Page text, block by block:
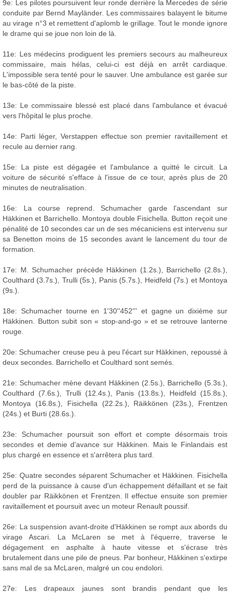
9e: Les pilotes poursuivent leur ronde derrière la Mercedes de série
conduite par Bernd Mayländer. Les commissaires balayent le bitume
au virage n°3 et remettent d'aplomb le grillage. Tout le monde ignore
le drame qui se joue non loin de là.
11e: Les médecins prodiguent les premiers secours au malheureux
commissaire, mais hélas, celui-ci est déjà en arrêt cardiaque.
L'impossible sera tenté pour le sauver. Une ambulance est garée sur
le bas-côté de la piste.
13e: Le commissaire blessé est placé dans l'ambulance et évacué
vers l'hôpital le plus proche.
14e: Parti léger, Verstappen effectue son premier ravitaillement et
recule au dernier rang.
15e: La piste est dégagée et l'ambulance a quitté le circuit. La
voiture de sécurité s'efface à l'issue de ce tour, après plus de 20
minutes de neutralisation.
16e: La course reprend. Schumacher garde l'ascendant sur
Häkkinen et Barrichello. Montoya double Fisichella. Button reçoit une
pénalité de 10 secondes car un de ses mécaniciens est intervenu sur
sa Benetton moins de 15 secondes avant le lancement du tour de
formation.
17e: M. Schumacher précède Häkkinen (1.2s.), Barrichello (2.8s.),
Coulthard (3.7s.), Trulli (5s.), Panis (5.7s.), Heidfeld (7s.) et Montoya
(9s.).
18e: Schumacher tourne en 1'30''452''' et gagne un dixième sur
Häkkinen. Button subit son « stop-and-go » et se retrouve lanterne
rouge.
20e: Schumacher creuse peu à peu l'écart sur Häkkinen, repoussé à
deux secondes. Barrichello et Coulthard sont semés.
21e: Schumacher mène devant Häkkinen (2.5s.), Barrichello (5.3s.),
Coulthard (7.6s.), Trulli (12.4s.), Panis (13.8s.), Heidfeld (15.8s.),
Montoya (16.8s.), Fisichella (22.2s.), Räikkönen (23s.), Frentzen
(24s.) et Burti (28.6s.).
23e: Schumacher poursuit son effort et compte désormais trois
secondes et demie d'avance sur Häkkinen. Mais le Finlandais est
plus chargé en essence et s'arrêtera plus tard.
25e: Quatre secondes séparent Schumacher et Häkkinen. Fisichella
perd de la puissance à cause d'un échappement défaillant et se fait
doubler par Räikkönen et Frentzen. Il effectue ensuite son premier
ravitaillement et poursuit avec un moteur Renault poussif.
26e: La suspension avant-droite d'Häkkinen se rompt aux abords du
virage Ascari. La McLaren se met à l'équerre, traverse le
dégagement en asphalte à haute vitesse et s'écrase très
brutalement dans une pile de pneus. Par bonheur, Häkkinen s'extirpe
sans mal de sa McLaren, malgré un cou endolori.
27e: Les drapeaux jaunes sont brandis pendant que les